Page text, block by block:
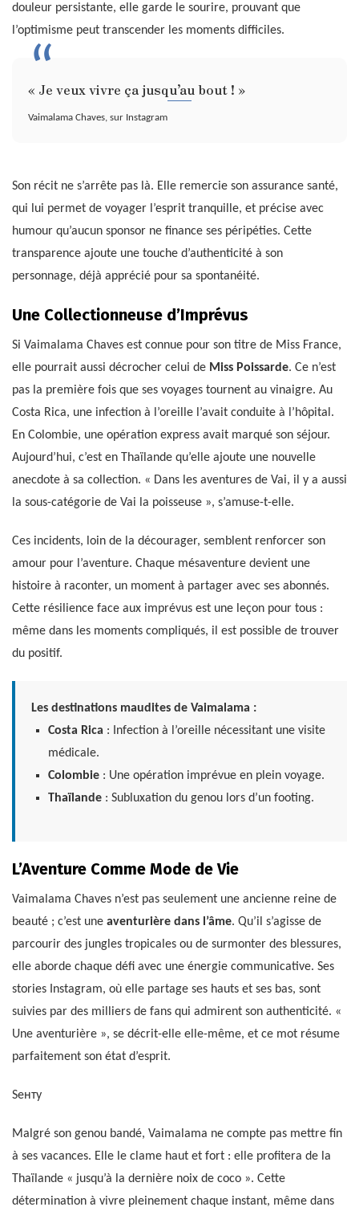
douleur persistante, elle garde le sourire, prouvant que
l’optimisme peut transcender les moments difficiles.
« Je veux vivre ça jusqu’au bout ! »
Vaimalama Chaves, sur Instagram
Son récit ne s’arrête pas là. Elle remercie son assurance santé,
qui lui permet de voyager l’esprit tranquille, et précise avec
humour qu’aucun sponsor ne finance ses péripéties. Cette
transparence ajoute une touche d’authenticité à son
personnage, déjà apprécié pour sa spontanéité.
Une Collectionneuse d’Imprévus
Si Vaimalama Chaves est connue pour son titre de Miss France,
elle pourrait aussi décrocher celui de Miss Poissarde. Ce n’est
pas la première fois que ses voyages tournent au vinaigre. Au
Costa Rica, une infection à l’oreille l’avait conduite à l’hôpital.
En Colombie, une opération express avait marqué son séjour.
Aujourd’hui, c’est en Thaïlande qu’elle ajoute une nouvelle
anecdote à sa collection. « Dans les aventures de Vai, il y a aussi
la sous-catégorie de Vai la poisseuse », s’amuse-t-elle.
Ces incidents, loin de la décourager, semblent renforcer son
amour pour l’aventure. Chaque mésaventure devient une
histoire à raconter, un moment à partager avec ses abonnés.
Cette résilience face aux imprévus est une leçon pour tous :
même dans les moments compliqués, il est possible de trouver
du positif.
Les destinations maudites de Vaimalama :
Costa Rica : Infection à l’oreille nécessitant une visite
médicale.
Colombie: Une opération imprévue en plein voyage.
Thaïlande: Subluxation du genou lors d’un footing.
L’Aventure Comme Mode de Vie
Vaimalama Chaves n’est pas seulement une ancienne reine de
beauté ; c’est une aventurière dans l’âme. Qu’il s’agisse de
parcourir des jungles tropicales ou de surmonter des blessures,
elle aborde chaque défi avec une énergie communicative. Ses
stories Instagram, où elle partage ses hauts et ses bas, sont
suivies par des milliers de fans qui admirent son authenticité. «
Une aventurière », se décrit-elle elle-même, et ce mot résume
parfaitement son état d’esprit.
Sенту
Malgré son genou bandé, Vaimalama ne compte pas mettre fin
à ses vacances. Elle le clame haut et fort : elle profitera de la
Thaïlande « jusqu’à la dernière noix de coco ». Cette
détermination à vivre pleinement chaque instant, même dans